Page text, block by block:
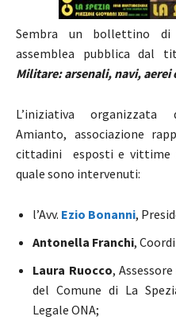
Sembra un bollettino
assemblea pubblica dal
Militare: arsenali, navi, aerei
L’iniziativa organizzata
Amianto, associazione
cittadini esposti e vittime
quale sono intervenuti:
l’Avv. Ezio Bonanni,
Antonella Franchi,
Laura Ruocco,
del Comune di La
Legale ONA;